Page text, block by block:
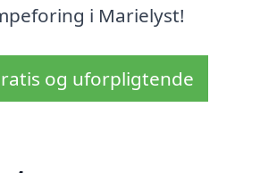
i Marielyst!
og uforpligtende